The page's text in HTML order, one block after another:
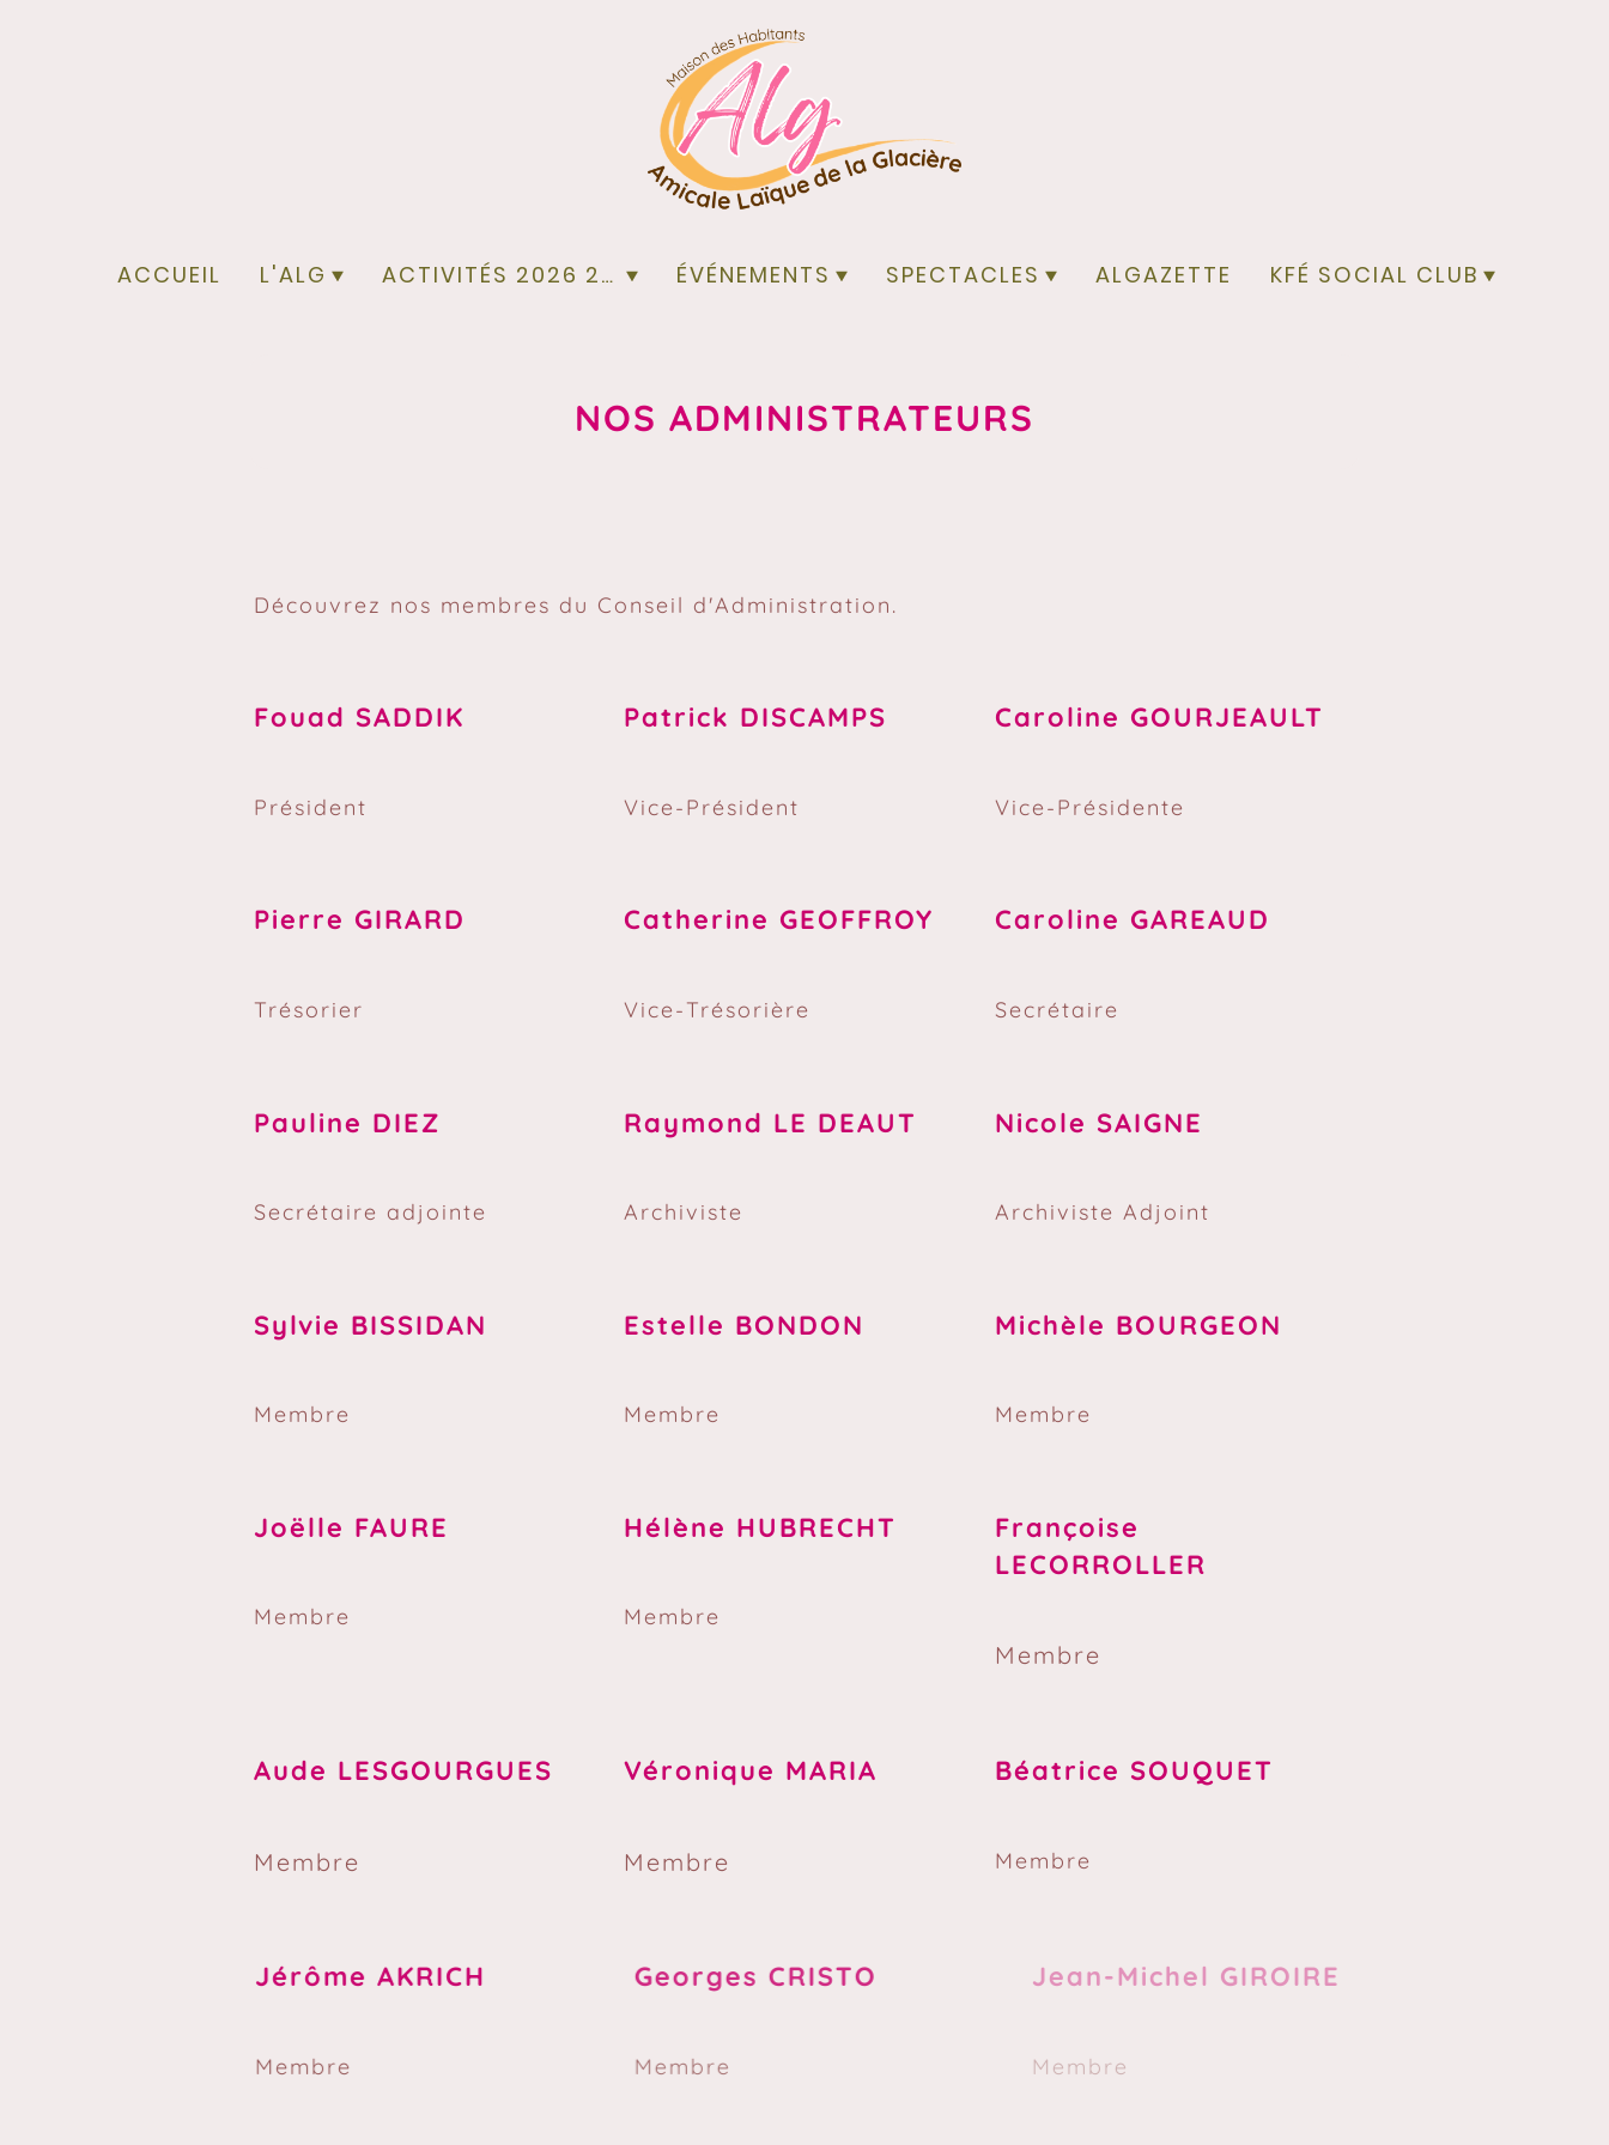
ACCUEIL L'ALG ACTIVITÉS 2026 2027 ÉVÉNEMENTS SPECTACLES ALGAZETTE KFÉ SOCIAL CLUB
NOS ADMINISTRATEURS
Découvrez nos membres du Conseil d'Administration.
Fouad SADDIK
Président
Patrick DISCAMPS
Vice-Président
Caroline GOURJEAULT
Vice-Présidente
Pierre GIRARD
Trésorier
Catherine GEOFFROY
Vice-Trésorière
Caroline GAREAUD
Secrétaire
Pauline DIEZ
Secrétaire adjointe
Raymond LE DEAUT
Archiviste
Nicole SAIGNE
Archiviste Adjoint
Sylvie BISSIDAN
Membre
Estelle BONDON
Membre
Michèle BOURGEON
Membre
Joëlle FAURE
Membre
Hélène HUBRECHT
Membre
Françoise
LECORROLLER
Membre
Aude LESGOURGUES
Membre
Véronique MARIA
Membre
Béatrice SOUQUET
Membre
Jérôme AKRICH
Membre
Georges CRISTO
Membre
Jean-Michel GIROIRE
Membre